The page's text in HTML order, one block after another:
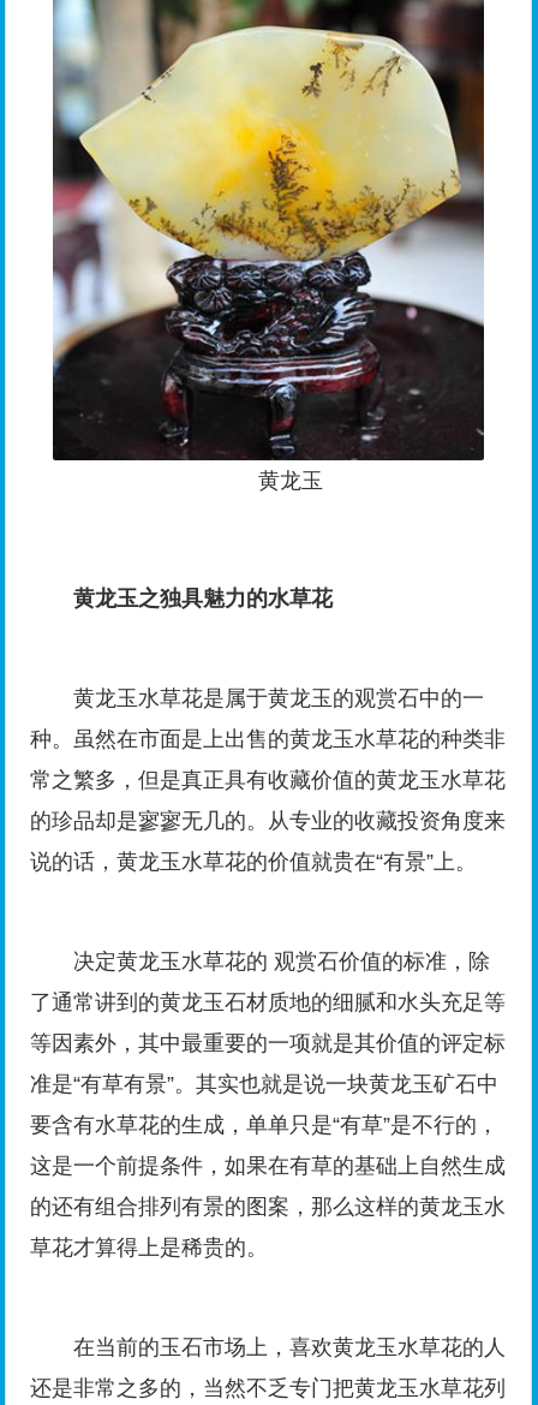
黄龙玉
黄龙玉之独具魅力的水草花
黄龙玉水草花是属于黄龙玉的观赏石中的一
种。虽然在市面是上出售的黄龙玉水草花的种类非
常之繁多，但是真正具有收藏价值的黄龙玉水草花
的珍品却是寥寥无几的。从专业的收藏投资角度来
说的话，黄龙玉水草花的价值就贵在“有景”上。
决定黄龙玉水草花的 观赏石价值的标准，除
了通常讲到的黄龙玉石材质地的细腻和水头充足等
等因素外，其中最重要的一项就是其价值的评定标
准是“有草有景”。其实也就是说一块黄龙玉矿石中
要含有水草花的生成，单单只是“有草”是不行的，
这是一个前提条件，如果在有草的基础上自然生成
的还有组合排列有景的图案，那么这样的黄龙玉水
草花才算得上是稀贵的。
在当前的玉石市场上，喜欢黄龙玉水草花的人
还是非常之多的，当然不乏专门把黄龙玉水草花列